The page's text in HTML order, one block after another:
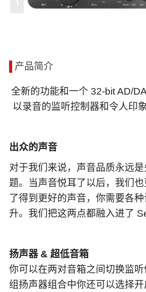
产品简介
全新的功能和一个 32-bit AD/
以录音的监听控制器和令人印
出众的声音
对于我们来说，声音品质永远是
题。当声音悦耳了以后，我们
了得到更好的声音，你需要各
升。我们把这两点都融入进了
扬声器 & 超低音箱
你可以在两对音箱之间切换监
组扬声器组合中你还可以选择